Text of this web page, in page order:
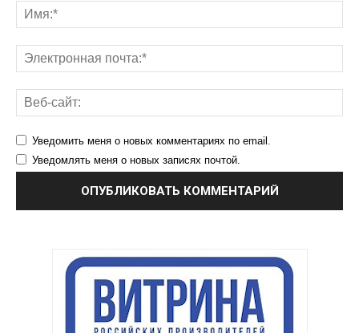
Уведомить меня о новых комментариях по email.
Уведомлять меня о новых записях почтой.